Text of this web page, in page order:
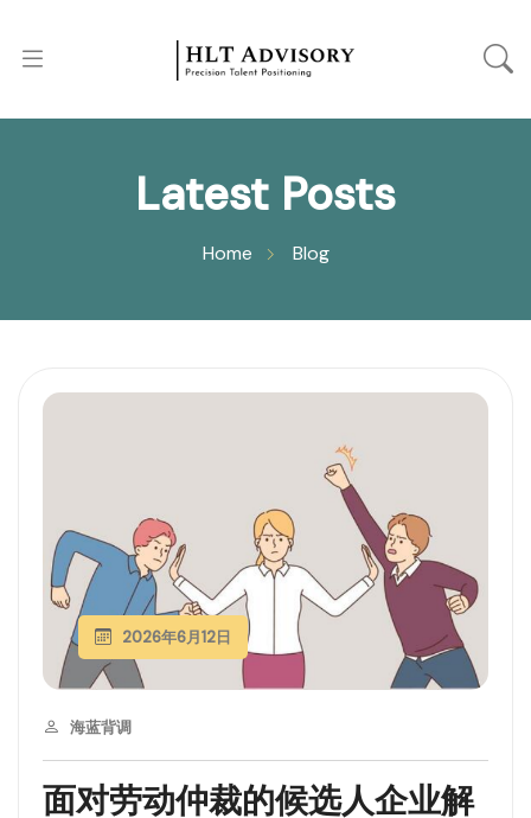
Latest Posts
Home Blog
面对劳动仲裁的候选人企业解
2026年6月12日
海蓝背调